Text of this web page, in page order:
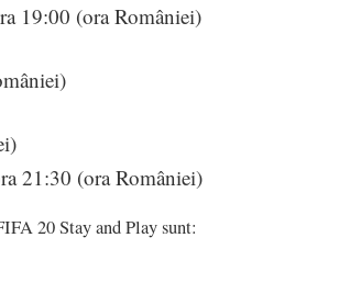
19:00 (ora României)
21:30 (ora României)
20 Stay and Play sunt: